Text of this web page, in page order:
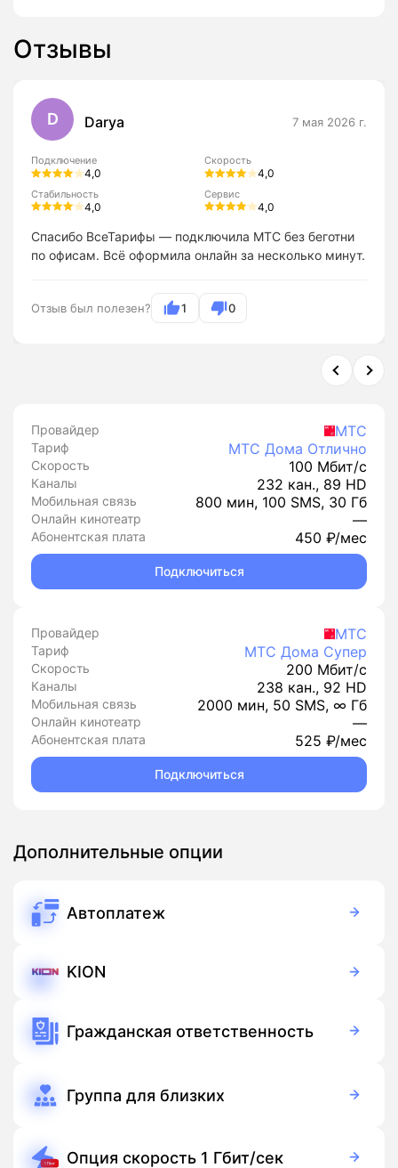
Отзывы
D Darya 7 мая 2026 г.
Подключение
4,0
Скорость
4,0
Стабильность
4,0
Сервис
4,0
Спасибо ВсеТарифы — подключила МТС без беготни
по офисам. Всё оформила онлайн за несколько минут.
Отзыв был полезен? 1 0
Провайдер МТС
Тариф МТС Дома Отлично
Скорость 100 Мбит/с
Каналы 232 кан., 89 HD
Мобильная связь 800 мин, 100 SMS, 30 Гб
Онлайн кинотеатр —
Абонентская плата 450 ₽/мес
Подключиться
Провайдер МТС
Тариф МТС Дома Супер
Скорость 200 Мбит/с
Каналы 238 кан., 92 HD
Мобильная связь 2000 мин, 50 SMS, ∞ Гб
Онлайн кинотеатр —
Абонентская плата 525 ₽/мес
Подключиться
Дополнительные опции
Автоплатеж
KION
Подписка
Гражданская ответственность
Группа для близких
Опция скорость 1 Гбит/сек